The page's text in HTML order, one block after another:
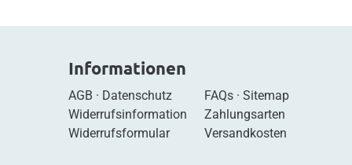
Informationen
AGB · Datenschutz
Widerrufsinformation
Widerrufsformular
FAQs· Sitemap
Zahlungsarten
Versandkosten